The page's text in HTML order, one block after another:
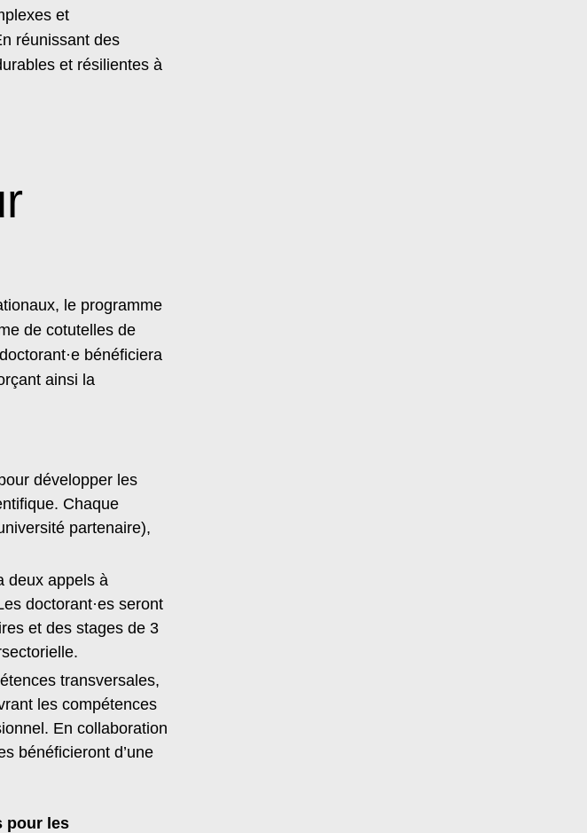
et
réunissant des
et résilientes à
le programme
de cotutelles de
bénéficiera
ainsi la
développer les
Chaque
partenaire),
deux appels à
doctorant·es seront
et des stages de 3
transversales,
les compétences
En collaboration
bénéficieront d’une
pour les